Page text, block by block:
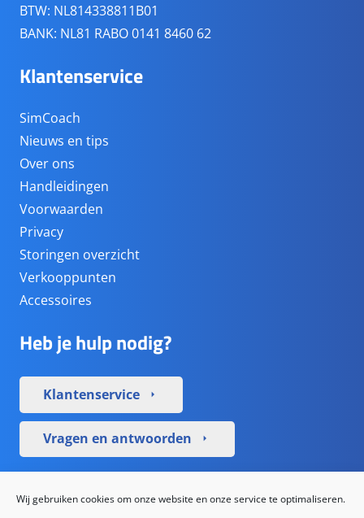
Wij gebruiken cookies om onze website en onze service te optimaliseren.
BTW: NL814338811B01
BANK: NL81 RABO 0141 8460 62
Klantenservice
SimCoach
Nieuws en tips
Over ons
Handleidingen
Voorwaarden
Privacy
Storingen overzicht
Verkooppunten
Accessoires
Heb je hulp nodig?
Klantenservice arrow_right
Vragen en antwoorden arrow_right
Sociale media